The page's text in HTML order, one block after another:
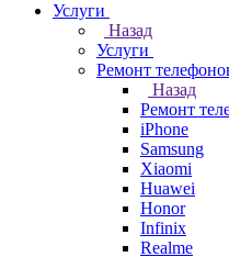
Услуги
Назад
Услуги
Ремонт
Назад
Ремонт
iPhone
Samsung
Xiaomi
Huawei
Honor
Infinix
Realme